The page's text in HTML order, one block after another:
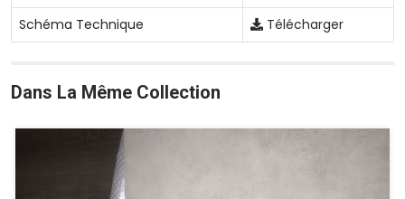
Schéma Technique
Télécharger
Dans La Même Collection